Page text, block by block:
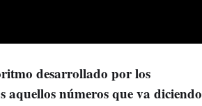
desarrollado por los
aquellos números que va diciendo